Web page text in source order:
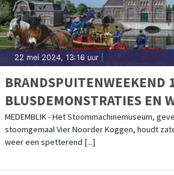
22 mei 2024, 13:16 uur
BRANDSPUITENWEEKEND
BLUSDEMONSTRATIES EN
MEDEMBLIK - Het Stoommachinemuseum,
stoomgemaal Vier Noorder Koggen, houdt
weer een spetterend [...]